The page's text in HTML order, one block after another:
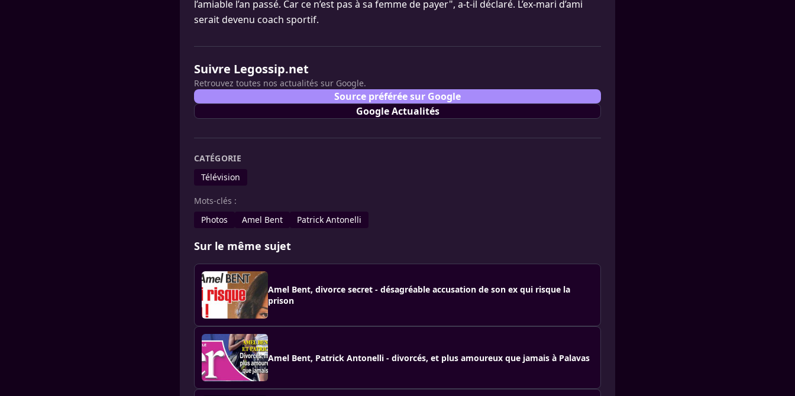
l’amiable l’an passé. Car ce n’est pas à sa femme de payer", a-t-il déclaré. L’ex-mari d’ami
serait devenu coach sportif.
Suivre Legossip.net
Retrouvez toutes nos actualités sur Google.
Source préférée sur Google
Google Actualités
CATÉGORIE
Télévision
Mots-clés :
Photos
Amel Bent Patrick Antonelli
Sur le même sujet
Amel Bent, divorce secret - désagréable accusation de son ex qui risque la
prison
Amel Bent, Patrick Antonelli - divorcés, et plus amoureux que jamais à Palavas